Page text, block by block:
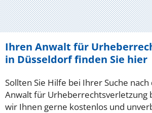
Ihren Anwalt für
in Düsseldorf finden Sie hier
Sollten Sie Hilfe bei Ihrer Suche
Anwalt für Urheberrechtsverletzung
wir Ihnen gerne kostenlos und